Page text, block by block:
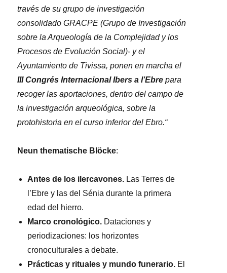
través de su grupo de investigación
consolidado GRACPE (Grupo de Investigación
sobre la Arqueología de la Complejidad y los
Procesos de Evolución Social)- y el
Ayuntamiento de Tivissa, ponen en marcha el
III Congrés Internacional Ibers a l’Ebre para
recoger las aportaciones, dentro del campo de
la investigación arqueológica, sobre la
protohistoria en el curso inferior del Ebro.“
Neun thematische Blöcke:
Antes de los ilercavones. Las Terres de
l’Ebre y las del Sénia durante la primera
edad del hierro.
Marco cronológico. Dataciones y
periodizaciones: los horizontes
cronoculturales a debate.
Prácticas y rituales y mundo funerario. El